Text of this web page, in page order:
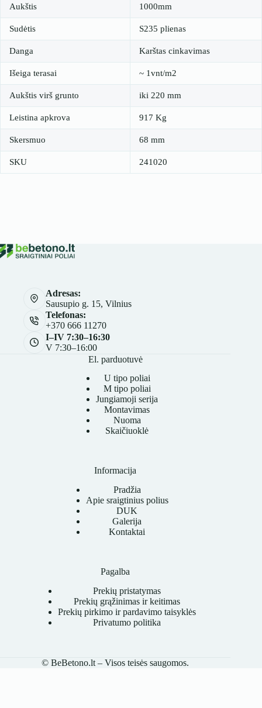
Aukštis 1000mm
Sudėtis S235 plienas
Danga Karštas cinkavimas
Išeiga terasai ~ 1vnt/m2
Aukštis virš grunto iki 220 mm
Leistina apkrova 917 Kg
Skersmuo 68 mm
SKU 241020
Adresas:
Sausupio g. 15, Vilnius
Telefonas:
+370 666 11270
I–IV 7:30–16:30
V 7:30–16:00
El. parduotuvė
U tipo poliai
M tipo poliai
Jungiamoji serija
Montavimas
Nuoma
Skaičiuoklė
Informacija
Pradžia
Apie sraigtinius polius
DUK
Galerija
Kontaktai
Pagalba
Prekių pristatymas
Prekių grąžinimas ir keitimas
Prekių pirkimo ir pardavimo taisyklės
Privatumo politika
© BeBetono.lt – Visos teisės saugomos.